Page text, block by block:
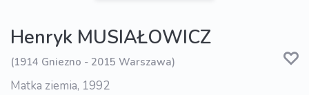
Henryk MUSIAŁOWICZ
(1914 Gniezno - 2015 Warszawa)
Matka ziemia, 1992